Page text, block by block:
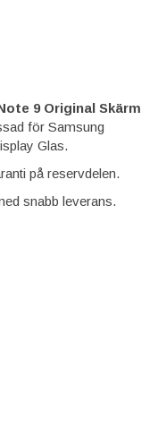
9 Original Skärm
för Samsung
Glas.
på reservdelen.
snabb leverans.